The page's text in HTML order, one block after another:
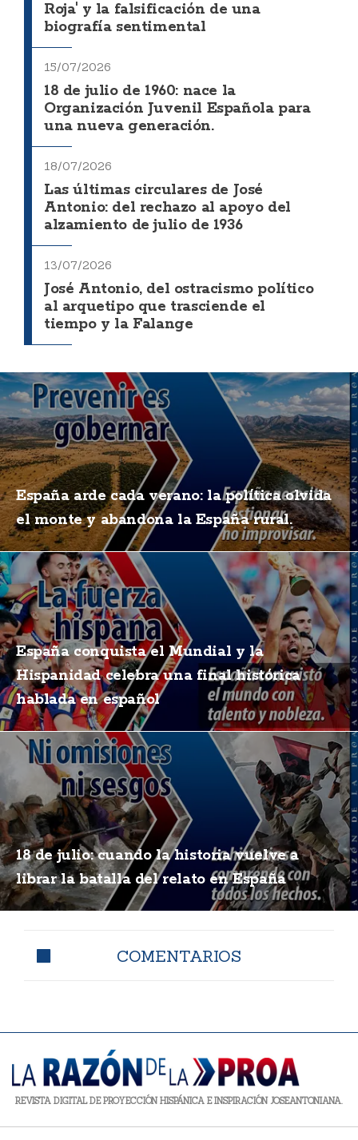
Roja' y la falsificación de una
biografía sentimental
15/07/2026
18 de julio de 1960: nace la
Organización Juvenil Española para
una nueva generación.
18/07/2026
Las últimas circulares de José
Antonio: del rechazo al apoyo del
alzamiento de julio de 1936
13/07/2026
José Antonio, del ostracismo político
al arquetipo que trasciende el
tiempo y la Falange
España arde cada verano: la política olvida
el monte y abandona la España rural.
España conquista el Mundial y la
Hispanidad celebra una final histórica
hablada en español
18 de julio: cuando la historia vuelve a
librar la batalla del relato en España
COMENTARIOS
REVISTA DIGITAL DE PROYECCIÓN HISPÁNICA E INSPIRACIÓN JOSEANTONIANA.